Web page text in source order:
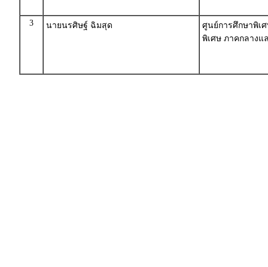
3 นายนรศิษฐ์ ฉิมสุด
ศูนย์การศึกษาพิเ
พิเศษ ภาคกลางแ